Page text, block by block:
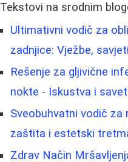
Tekstovi na srodnim
Ultimativni vodič za
zadnjice: Vježbe,
Rešenje za gljivične
nokte - Iskustva i
Sveobuhvatni vodič za
zaštita i estetski
Zdrav Način